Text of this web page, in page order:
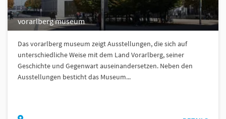
vorarlberg museum
Das vorarlberg museum zeigt Ausstellungen, die sich auf
unterschiedliche Weise mit dem Land Vorarlberg, seiner
Geschichte und Gegenwart auseinandersetzen. Neben den
Ausstellungen besticht das Museum...